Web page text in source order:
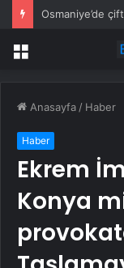
Menü
Anasayfa / Haber
Haber
Ekrem
Konya